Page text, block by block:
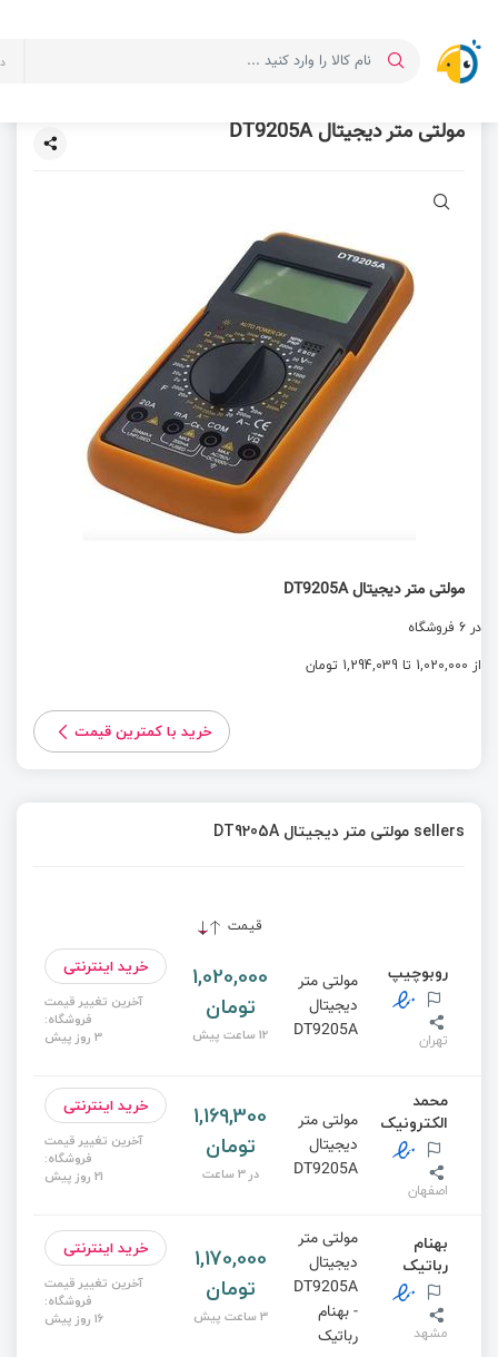
مولتی متر دیجیتال DT9205A
مولتی متر دیجیتال DT9205A
در 6 فروشگاه
از 1,020,000 تا 1,294,039 تومان
خرید با کمترین قیمت
sellers مولتی متر دیجیتال DT9205A
قیمت
روبوچیپ
تهران
مولتی متر
دیجیتال
DT9205A
1,020,000
تومان
12 ساعت پیش
خرید اینترنتی
آخرین تغییر قیمت
فروشگاه:
3 روز پیش
محمد
الکترونیک
اصفهان
مولتی متر
دیجیتال
DT9205A
1,169,300
تومان
در 3 ساعت
خرید اینترنتی
آخرین تغییر قیمت
فروشگاه:
21 روز پیش
بهنام
رباتیک
مشهد
مولتی متر
دیجیتال
DT9205A
- بهنام
رباتیک
1,170,000
تومان
3 ساعت پیش
خرید اینترنتی
آخرین تغییر قیمت
فروشگاه:
16 روز پیش